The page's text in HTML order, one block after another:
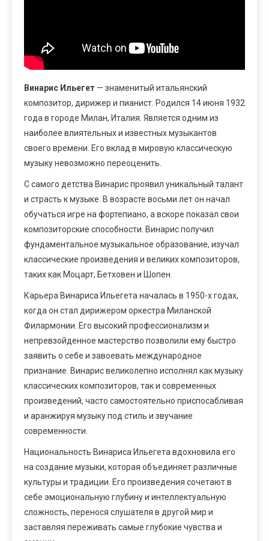
Винарис Ильегет — знаменитый итальянский
композитор, дирижер и пианист. Родился 14 июня 1932
года в городе Милан, Италия. Является одним из
наиболее влиятельных и известных музыкантов
своего времени. Его вклад в мировую классическую
музыку невозможно переоценить.
С самого детства Винарис проявил уникальный талант
и страсть к музыке. В возрасте восьми лет он начал
обучаться игре на фортепиано, а вскоре показал свои
композиторские способности. Винарис получил
фундаментальное музыкальное образование, изучал
классические произведения и великих композиторов,
таких как Моцарт, Бетховен и Шопен.
Карьера Винариса Ильегета началась в 1950-х годах,
когда он стал дирижером оркестра Миланской
Филармонии. Его высокий профессионализм и
непревзойденное мастерство позволили ему быстро
заявить о себе и завоевать международное
признание. Винарис великолепно исполнял как музыку
классических композиторов, так и современных
произведений, часто самостоятельно приспосабливая
и аранжируя музыку под стиль и звучание
современности.
Национальность Винариса Ильегета вдохновила его
на создание музыки, которая объединяет различные
культуры и традиции. Его произведения сочетают в
себе эмоциональную глубину и интеллектуальную
сложность, перенося слушателя в другой мир и
заставляя переживать самые глубокие чувства и